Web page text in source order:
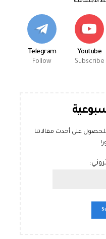
الاجتماعية
Youtube
Subscribe
Telegram
Follow
للحصول على أحدث مقالاتنا